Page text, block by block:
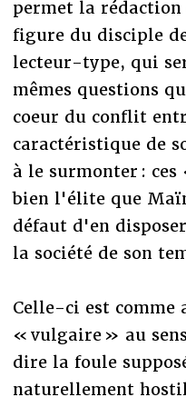
permet la
figure du disciple
lecteur-type, qui
mêmes questions
coeur du conflit
caractéristique de
à le surmonter :
bien l'élite que
défaut d'en
la société de son
Celle-ci est comme
« vulgaire » au
dire la foule
naturellement